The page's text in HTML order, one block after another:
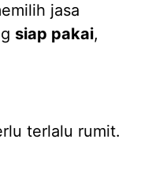
jasa
siap pakai,
terlalu rumit.